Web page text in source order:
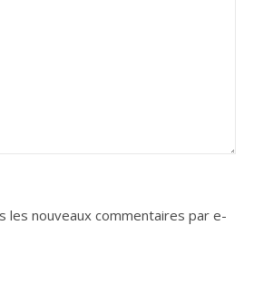
les nouveaux commentaires par e-